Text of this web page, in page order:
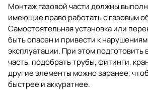
Монтаж газовой части должны
имеющие право работать с газовым
Самостоятельная установка или
быть опасен и привести к
эксплуатации. При этом
часть, подобрать трубы, фитинги,
другие элементы можно заранее,
быстрее и аккуратнее.